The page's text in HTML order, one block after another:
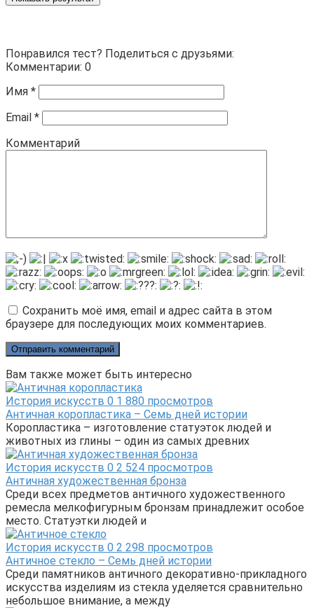
Понравился тест? Поделиться с друзьями:
Комментарии: 0
Имя *
Email *
Комментарий
Сохранить моё имя, email и адрес сайта в этом
браузере для последующих моих комментариев.
Вам также может быть интересно
История искусств 0 1 880 просмотров
Античная коропластика – Семь дней истории
Коропластика – изготовление статуэток людей и
животных из глины – один из самых древних
История искусств 0 2 524 просмотров
Античная художественная бронза
Среди всех предметов античного художественного
ремесла мелкофигурным бронзам принадлежит особое
место. Статуэтки людей и
История искусств 0 2 298 просмотров
Античное стекло – Семь дней истории
Среди памятников античного декоративно-прикладного
искусства изделиям из стекла уделяется сравнительно
небольшое внимание, а между